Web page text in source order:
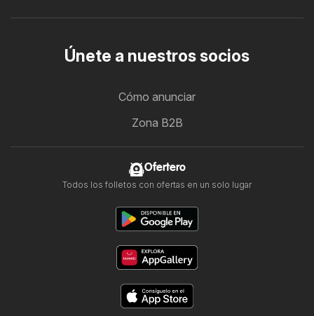
Únete a nuestros socios
Cómo anunciar
Zona B2B
Ofertero
Todos los folletos con ofertas en un solo lugar